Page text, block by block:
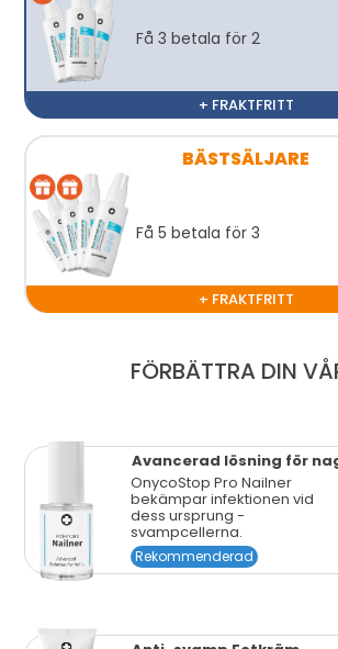
Få 3 betala för 2
+ FRAKTFRITT
BÄSTSÄLJARE
Få 5 betala för 3
+ FRAKTFRITT
FÖRBÄTTRA DIN
Avancerad lösning för
OnycoStop Pro Nailner
bekämpar infektionen vid
dess ursprung -
svampcellerna.
Rekommenderad